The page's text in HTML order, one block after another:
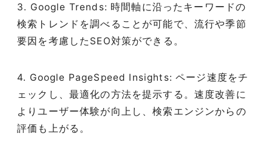
3. Google Trends: 時間軸に沿ったキーワードの
検索トレンドを調べることが可能で、流行や季節
要因を考慮したSEO対策ができる。
4. Google PageSpeed Insights: ページ速度をチ
ェックし、最適化の方法を提示する。速度改善に
よりユーザー体験が向上し、検索エンジンからの
評価も上がる。